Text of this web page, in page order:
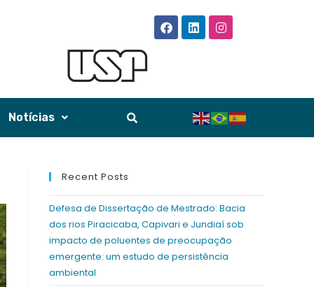
Notícias
Recent Posts
Defesa de Dissertação de Mestrado: Bacia
dos rios Piracicaba, Capivari e Jundiaí sob
impacto de poluentes de preocupação
emergente: um estudo de persistência
ambiental